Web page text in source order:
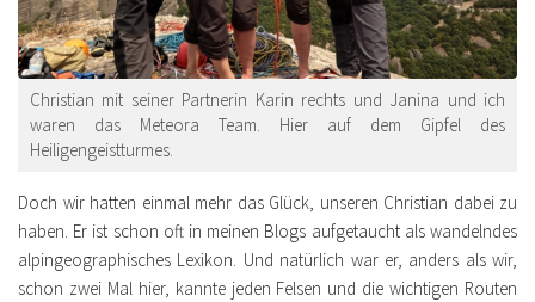
Christian mit seiner Partnerin Karin rechts und Janina und ich
waren das Meteora Team. Hier auf dem Gipfel des
Heiligengeistturmes.
Doch wir hatten einmal mehr das Glück, unseren Christian dabei zu
haben. Er ist schon oft in meinen Blogs aufgetaucht als wandelndes
alpingeographisches Lexikon. Und natürlich war er, anders als wir,
schon zwei Mal hier, kannte jeden Felsen und die wichtigen Routen